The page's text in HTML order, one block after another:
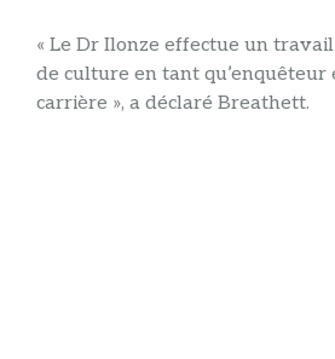
« Le Dr Ilonze effectue un
de culture en tant qu’enquêteur
carrière », a déclaré Breathett.